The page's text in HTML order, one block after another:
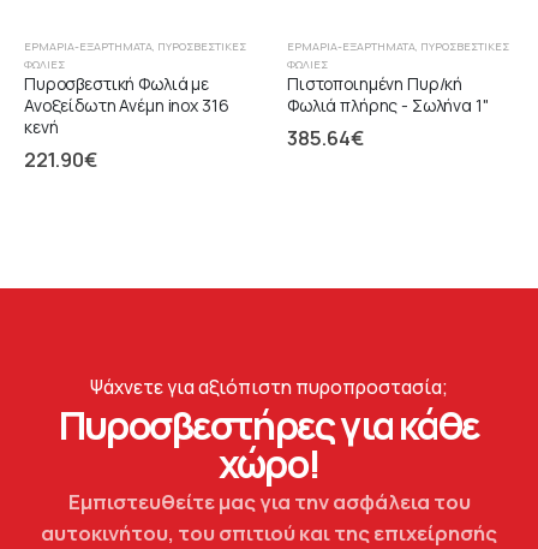
ΕΡΜΆΡΙΑ-ΕΞΑΡΤΉΜΑΤΑ, ΠΥΡΟΣΒΕΣΤΙΚΈΣ
ΦΩΛΙΈΣ
Πυροσβεστική Φωλιά με
Ανοξείδωτη Ανέμη inox 316
κενή
221.90€
ΕΡΜΆΡΙΑ-ΕΞΑΡΤΉΜΑΤΑ, ΠΥΡΟΣΒΕΣΤΙΚΈΣ
ΦΩΛΙΈΣ
Πιστοποιημένη Πυρ/κή
Φωλιά πλήρης - Σωλήνα 1"
385.64€
Ψάχνετε για αξιόπιστη πυροπροστασία;
Πυροσβεστήρες για κάθε
χώρο!
Εμπιστευθείτε μας για την ασφάλεια του
αυτοκινήτου, του σπιτιού και της επιχείρησής